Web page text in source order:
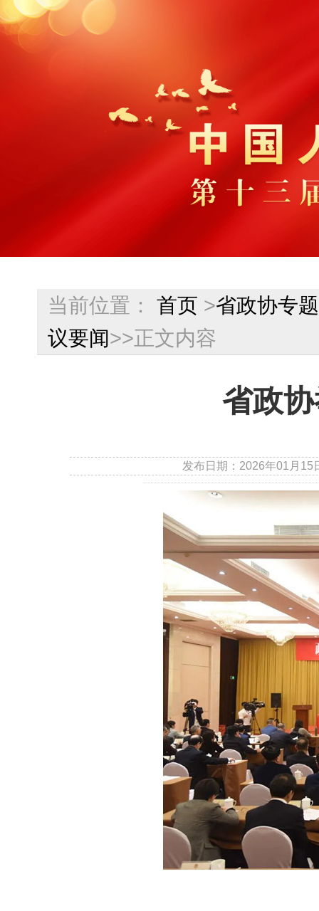
当前位置： 首页 >省政协专题
议要闻>>正文内容
省政
发布日期：2026年01月